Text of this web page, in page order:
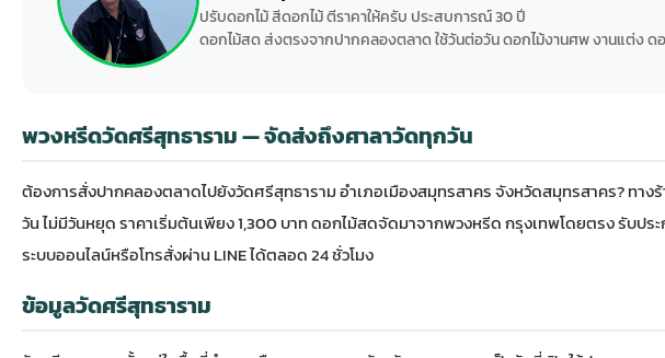
ปรับดอกไม้ สีดอกไม้ ตีราคาให้ครับ ประสบการณ์ 30 ปี
ดอกไม้สด ส่งตรงจากปากคลองตลาด ใช้วันต่อวัน ดอกไม้งานศพ งานแต่ง ดอ
พวงหรีดวัดศรีสุทธาราม — จัดส่งถึงศาลาวัดทุกวัน
ต้องการสั่งปากคลองตลาดไปยังวัดศรีสุทธาราม อำเภอเมืองสมุทรสาคร จังหวัดสมุทรสาคร? ท
วัน ไม่มีวันหยุด ราคาเริ่มต้นเพียง 1,300 บาท ดอกไม้สดจัดมาจากพวงหรีด กรุงเทพโดยตรง รับปร
ระบบออนไลน์หรือโทรสั่งผ่าน LINE ได้ตลอด 24 ชั่วโมง
ข้อมูลวัดศรีสุทธาราม